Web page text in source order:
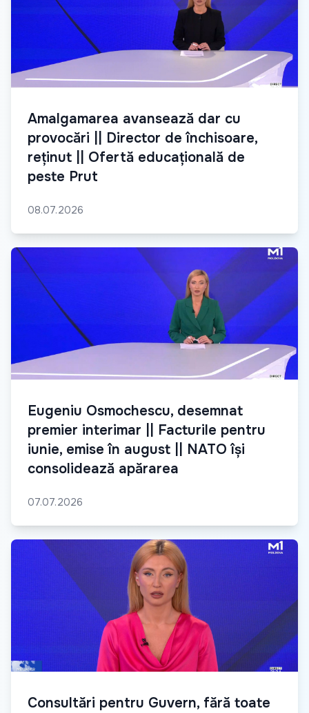
Amalgamarea avansează dar cu
provocări || Director de închisoare,
reținut || Ofertă educațională de
peste Prut
08.07.2026
Eugeniu Osmochescu, desemnat
premier interimar || Facturile pentru
iunie, emise în august || NATO își
consolidează apărarea
07.07.2026
Consultări pentru Guvern, fără toate